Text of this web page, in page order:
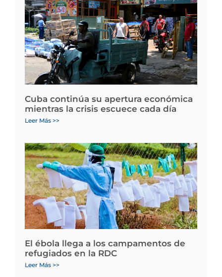
Cuba continúa su apertura económica
mientras la crisis escuece cada día
Leer Más >>
El ébola llega a los campamentos de
refugiados en la RDC
Leer Más >>